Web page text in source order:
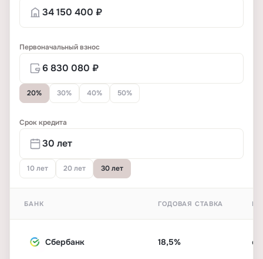
Первоначальный взнос
20% 30% 40% 50%
Срок кредита
10 лет 20 лет 30 лет
БАНК ГОДОВАЯ СТАВКА
Сбербанк 18,5%